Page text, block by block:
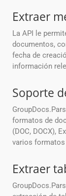
Extraer
La API le
documentos,
fecha de
información
Soporte
formatos de
(DOC, DOCX),
varios formatos
Extraer